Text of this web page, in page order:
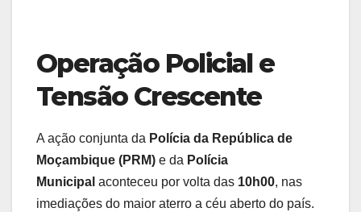
Operação Policial e
Tensão Crescente
A ação conjunta da Polícia da República de
Moçambique (PRM) e da Polícia
Municipal aconteceu por volta das 10h00, nas
imediações do maior aterro a céu aberto do país.